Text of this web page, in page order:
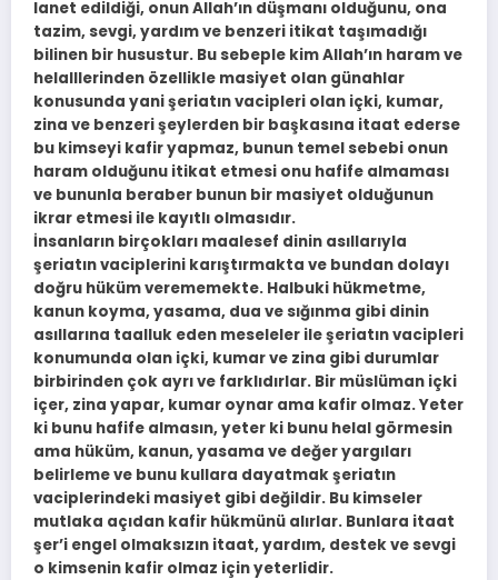
lanet edildiği, onun Allah’ın düşmanı olduğunu, ona
tazim, sevgi, yardım ve benzeri itikat taşımadığı
bilinen bir husustur. Bu sebeple kim Allah’ın haram ve
helalllerinden özellikle masiyet olan günahlar
konusunda yani şeriatın vacipleri olan içki, kumar,
zina ve benzeri şeylerden bir başkasına itaat ederse
bu kimseyi kafir yapmaz, bunun temel sebebi onun
haram olduğunu itikat etmesi onu hafife almaması
ve bununla beraber bunun bir masiyet olduğunun
ikrar etmesi ile kayıtlı olmasıdır.
İnsanların birçokları maalesef dinin asıllarıyla
şeriatın vaciplerini karıştırmakta ve bundan dolayı
doğru hüküm verememekte. Halbuki hükmetme,
kanun koyma, yasama, dua ve sığınma gibi dinin
asıllarına taalluk eden meseleler ile şeriatın vacipleri
konumunda olan içki, kumar ve zina gibi durumlar
birbirinden çok ayrı ve farklıdırlar. Bir müslüman içki
içer, zina yapar, kumar oynar ama kafir olmaz. Yeter
ki bunu hafife almasın, yeter ki bunu helal görmesin
ama hüküm, kanun, yasama ve değer yargıları
belirleme ve bunu kullara dayatmak şeriatın
vaciplerindeki masiyet gibi değildir. Bu kimseler
mutlaka açıdan kafir hükmünü alırlar. Bunlara itaat
şer’i engel olmaksızın itaat, yardım, destek ve sevgi
o kimsenin kafir olmaz için yeterlidir.